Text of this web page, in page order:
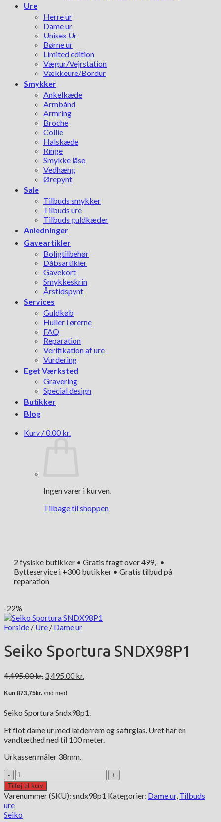
Ure
Herre ur
Dame ur
Unisex Ur
Børne ur
Limited edition
Vægur/Vejrstation
Vækkeure/Bordur
Smykker
Ankelkæde
Armbånd
Armring
Broche
Collie
Halskæde
Ringe
Smykke låse
Vedhæng
Ørepynt
Sale
Tilbuds smykker
Tilbuds ure
Tilbuds guldkæder
Anledninger
Gaveartikler
Boligtilbehør
Dåbsartikler
Gavekort
Smykkeskrin
Årstidspynt
Services
Guldkøb
Huller i ørerne
FAQ
Reparation
Verifikation af ure
Vurdering
Eget Værksted
Gravering
Special design
Butikker
Blog
Kurv /0.00 kr.
Ingen varer i kurven.
Tilbage til shoppen
2 fysiske butikker • Gratis fragt over 499,- •
Bytteservice i +300 butikker • Gratis tilbud på
reparation
-22%
Forside / Ure / Dame ur
Seiko Sportura SNDX98P1
4,495.00kr. Den
pris
4,495.00 kr..
3,495.00 kr.
3,495.00 kr..
Seiko Sportura Sndx98p1.
Et flot dame ur med læderrem og safirglas. Uret har en
vandtæthed ned til 100 meter.
Urkassen måler 38mm.
Seiko
Sportura
SNDX98P1
antal
Tilføj til kurv
Varenummer (SKU): sndx98p1 Kategorier: Dame ur, Tilbuds
ure
Seiko